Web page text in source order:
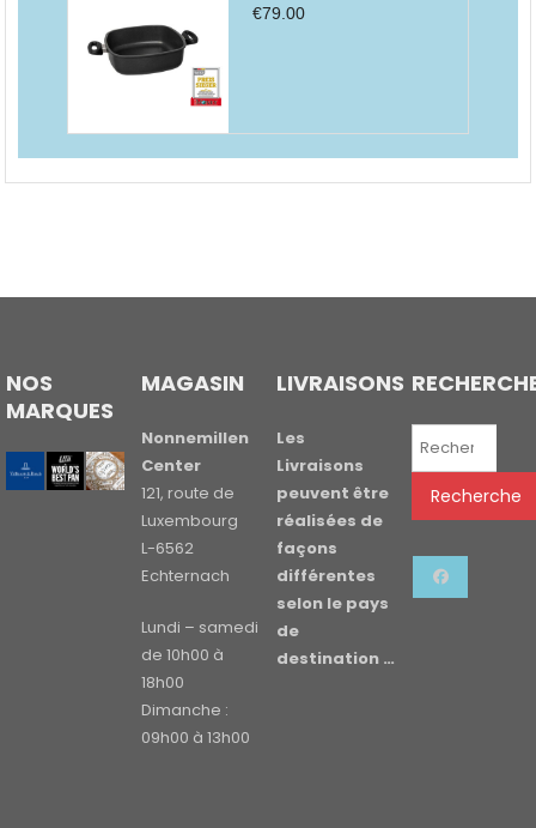
€79.00
NOS
MARQUES
MAGASIN
Nonnemillen
Center
121, route de
Luxembourg
L-6562
Echternach
Lundi – samedi
de 10h00 à
18h00
Dimanche :
09h00 à 13h00
LIVRAISONS
Les
Livraisons
peuvent être
réalisées de
façons
différentes
selon le pays
de
destination …
Recherche
Recherche